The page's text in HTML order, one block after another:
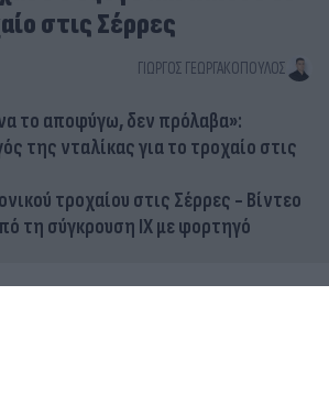
στις Σέρρες
ΓΙΏΡΓΟΣ ΓΕΩΡΓΑΚΌΠΟΥΛΟΣ
το αποφύγω, δεν πρόλαβα»:
της νταλίκας για το τροχαίο στις
τροχαίου στις Σέρρες - Βίντεο
τη σύγκρουση ΙΧ με φορτηγό